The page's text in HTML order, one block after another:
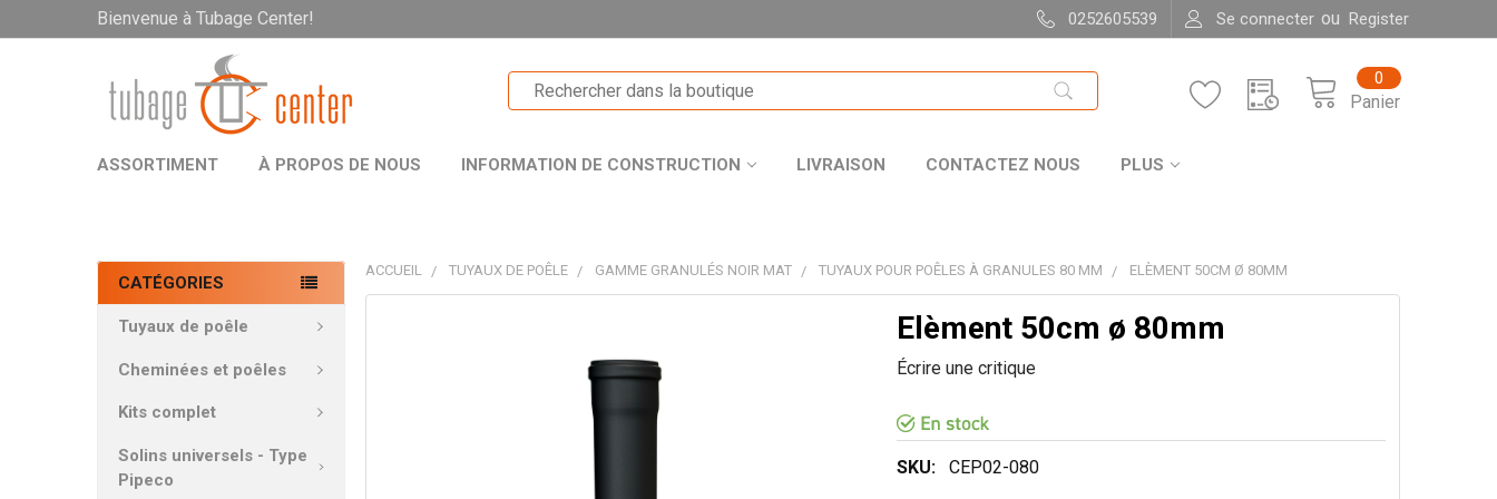
Bienvenue à Tubage Center! 0252605539 Se connecter ou Register
Panier
0
ASSORTIMENT À PROPOS DE NOUS INFORMATION DE CONSTRUCTION LIVRAISON CONTACTEZ NOUS PLUS
CATÉGORIES
Tuyaux de poêle
Cheminées et poêles
Kits complet
Solins universels - Type
Pipeco
ACCUEIL TUYAUX DE POÊLE GAMME GRANULÉS NOIR MAT TUYAUX POUR POÊLES À GRANULES 80 MM ELÈMENT 50CM Ø 80MM
Elèment 50cm ø 80mm
Écrire une critique
SKU: CEP02-080